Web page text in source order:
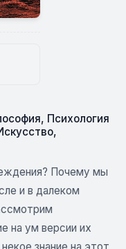
, Психология
,
Почему мы
и в далеком
на ум версии их
знание на этот